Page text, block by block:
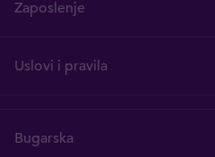
Zaposlenje
Uslovi i pravila
Bugarska